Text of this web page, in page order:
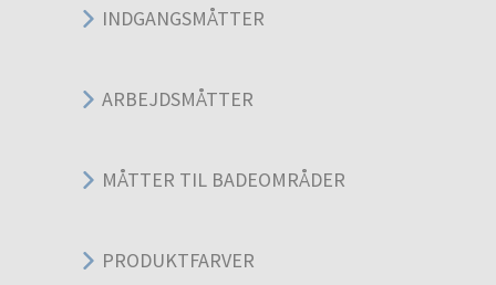
INDGANGSMÅTTER
ARBEJDSMÅTTER
MÅTTER TIL BADEOMRÅDER
PRODUKTFARVER